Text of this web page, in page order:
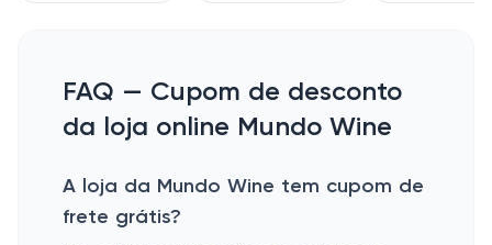
FAQ — Cupom de desconto
da loja online Mundo Wine
A loja da Mundo Wine tem cupom de
frete grátis?